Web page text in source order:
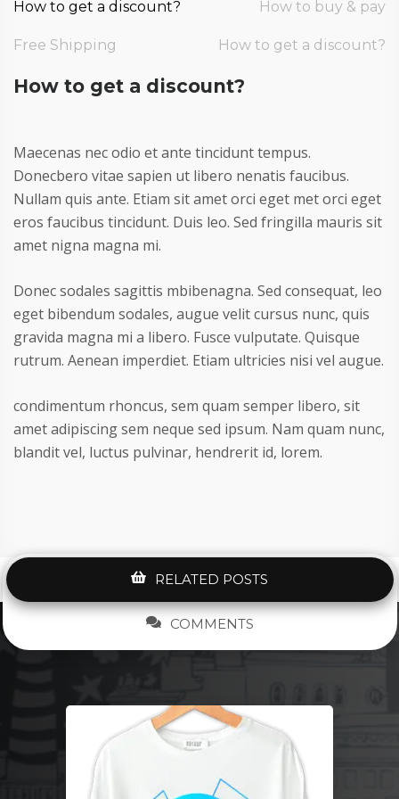
How to get a discount? How to buy & pay
Free Shipping How to get a discount?
How to get a discount?
Maecenas nec odio et ante tincidunt tempus.
Donecbero vitae sapien ut libero nenatis faucibus.
Nullam quis ante. Etiam sit amet orci eget met orci eget
eros faucibus tincidunt. Duis leo. Sed fringilla mauris sit
amet nigna magna mi.
Donec sodales sagittis mbibenagna. Sed consequat, leo
eget bibendum sodales, augue velit cursus nunc, quis
gravida magna mi a libero. Fusce vulputate. Quisque
rutrum. Aenean imperdiet. Etiam ultricies nisi vel augue.
condimentum rhoncus, sem quam semper libero, sit
amet adipiscing sem neque sed ipsum. Nam quam nunc,
blandit vel, luctus pulvinar, hendrerit id, lorem.
RELATED POSTS
COMMENTS
Gold Package